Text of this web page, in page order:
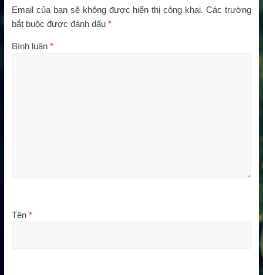
Email của bạn sẽ không được hiển thị công khai. Các trường
bắt buộc được đánh dấu *
Bình luận *
Tên *